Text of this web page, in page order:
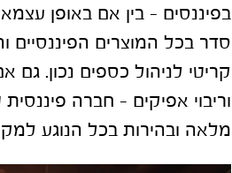
בפיננסים – בין אם באופן
סדר בכל המוצרים הפיננסיים
קריטי לניהול כספים נכון. גם
וריבוי אפיקים – חברה
מלאה ובהירות בכל הנוגע